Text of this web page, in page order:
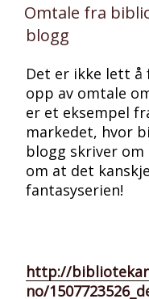
Omtale fra
blogg
Det er ikke lett å
opp av omtale
er et eksempel
markedet, hvor
blogg skriver
om at det
fantasyserien!
http://
no/